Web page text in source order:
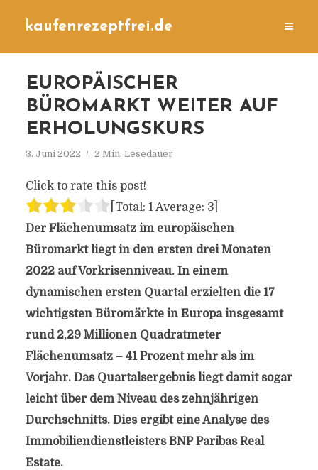
kaufenrezeptfrei.de
EUROPÄISCHER
BÜROMARKT WEITER AUF
ERHOLUNGSKURS
3. Juni 2022 2 Min. Lesedauer
Click to rate this post!
[Total: 1Average: 3]
Der Flächenumsatz im europäischen
Büromarkt liegt in den ersten drei Monaten
2022 auf Vorkrisenniveau. In einem
dynamischen ersten Quartal erzielten die 17
wichtigsten Büromärkte in Europa insgesamt
rund 2,29 Millionen Quadratmeter
Flächenumsatz – 41 Prozent mehr als im
Vorjahr. Das Quartalsergebnis liegt damit sogar
leicht über dem Niveau des zehnjährigen
Durchschnitts. Dies ergibt eine Analyse des
Immobiliendienstleisters BNP Paribas Real
Estate.